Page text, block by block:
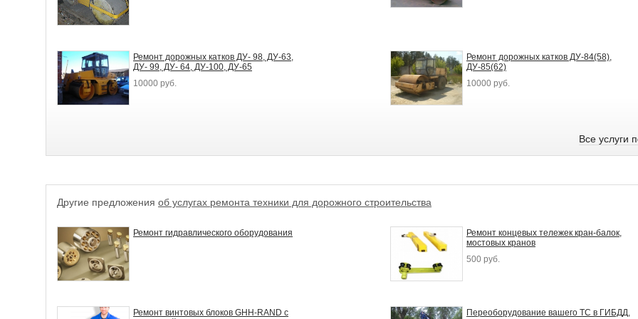
Ремонт дорожных катков ДУ- 98, ДУ-63,
ДУ- 99, ДУ- 64, ДУ-100, ДУ-65
10000 руб.
Ремонт дорожных катков ДУ-84(58),
ДУ-85(62)
10000 руб.
Все услуги
Другие предложения об услугах ремонта техники для дорожного строительства
Ремонт гидравлического оборудования
Ремонт концевых тележек кран-балок,
мостовых кранов
500 руб.
Ремонт винтовых блоков GHH-RAND с
Переоборудование вашего ТС в ГИБДД,